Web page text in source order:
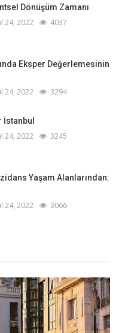
Dönüşüm Zamanı
24, 2022 4037
Eksper Değerlemesinin
24, 2022 3294
İstanbul
24, 2022 3245
Yaşam Alanlarından:
24, 2022 3066